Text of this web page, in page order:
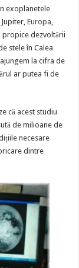
exoplanetele
Jupiter,Europa,
propice dezvoltării
stele în Calea
la cifra de
ar putea fi de
că acest studiu
de milioane de
necesare
dintre